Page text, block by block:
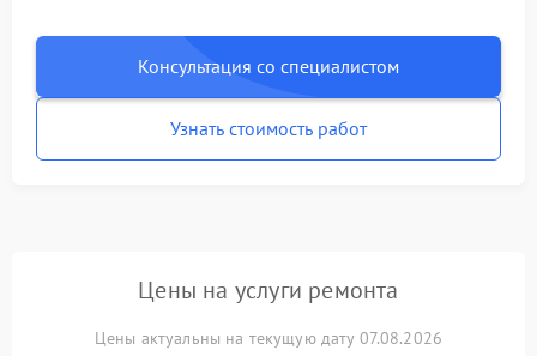
Консультация со специалистом
Узнать стоимость работ
Цены на услуги ремонта
Цены актуальны на текущую дату 07.08.2026